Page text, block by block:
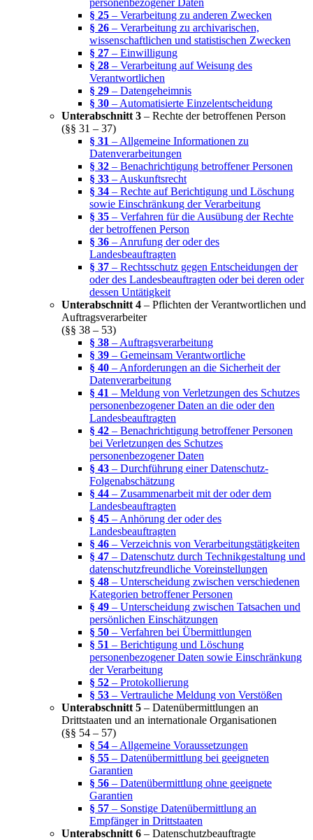
personenbezogener Daten
§ 25 – Verarbeitung zu anderen Zwecken
§ 26 – Verarbeitung zu archivarischen,
wissenschaftlichen und statistischen Zwecken
§ 27 – Einwilligung
§ 28 – Verarbeitung auf Weisung des
Verantwortlichen
§ 29 – Datengeheimnis
§ 30 – Automatisierte Einzelentscheidung
Unterabschnitt 3 – Rechte der betroffenen Person
(§§ 31 – 37)
§ 31 – Allgemeine Informationen zu
Datenverarbeitungen
§ 32 – Benachrichtigung betroffener Personen
§ 33 – Auskunftsrecht
§ 34 – Rechte auf Berichtigung und Löschung
sowie Einschränkung der Verarbeitung
§ 35 – Verfahren für die Ausübung der Rechte
der betroffenen Person
§ 36 – Anrufung der oder des
Landesbeauftragten
§ 37 – Rechtsschutz gegen Entscheidungen der
oder des Landesbeauftragten oder bei deren oder
dessen Untätigkeit
Unterabschnitt 4 – Pflichten der Verantwortlichen und
Auftragsverarbeiter
(§§ 38 – 53)
§ 38 – Auftragsverarbeitung
§ 39 – Gemeinsam Verantwortliche
§ 40 – Anforderungen an die Sicherheit der
Datenverarbeitung
§ 41 – Meldung von Verletzungen des Schutzes
personenbezogener Daten an die oder den
Landesbeauftragten
§ 42 – Benachrichtigung betroffener Personen
bei Verletzungen des Schutzes
personenbezogener Daten
§ 43 – Durchführung einer Datenschutz-
Folgenabschätzung
§ 44 – Zusammenarbeit mit der oder dem
Landesbeauftragten
§ 45 – Anhörung der oder des
Landesbeauftragten
§ 46 – Verzeichnis von Verarbeitungstätigkeiten
§ 47 – Datenschutz durch Technikgestaltung und
datenschutzfreundliche Voreinstellungen
§ 48 – Unterscheidung zwischen verschiedenen
Kategorien betroffener Personen
§ 49 – Unterscheidung zwischen Tatsachen und
persönlichen Einschätzungen
§ 50 – Verfahren bei Übermittlungen
§ 51 – Berichtigung und Löschung
personenbezogener Daten sowie Einschränkung
der Verarbeitung
§ 52 – Protokollierung
§ 53 – Vertrauliche Meldung von Verstößen
Unterabschnitt 5 – Datenübermittlungen an
Drittstaaten und an internationale Organisationen
(§§ 54 – 57)
§ 54 – Allgemeine Voraussetzungen
§ 55 – Datenübermittlung bei geeigneten
Garantien
§ 56 – Datenübermittlung ohne geeignete
Garantien
§ 57 – Sonstige Datenübermittlung an
Empfänger in Drittstaaten
Unterabschnitt 6 – Datenschutzbeauftragte